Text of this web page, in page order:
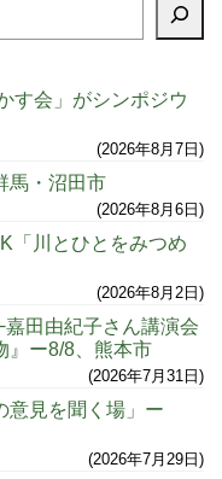
す会」がシンポジウ
2026年8月7日
馬・沼田市
2026年8月6日
川とひとをみつめ
2026年8月2日
田由紀子さん講演会
』ー8/8、熊本市
2026年7月31日
意見を聞く場」ー
2026年7月29日